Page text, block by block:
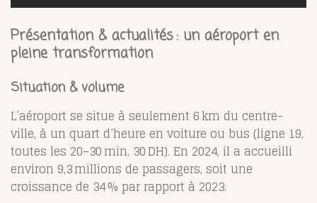
Présentation & actualités : un aéroport en
pleine transformation
Situation & volume
L’aéroport se situe à seulement 6 km du centre-
ville, à un quart d’heure en voiture ou bus (ligne 19,
toutes les 20–30 min, 30 DH). En 2024, il a accueilli
environ 9,3 millions de passagers, soit une
croissance de 34 % par rapport à 2023.